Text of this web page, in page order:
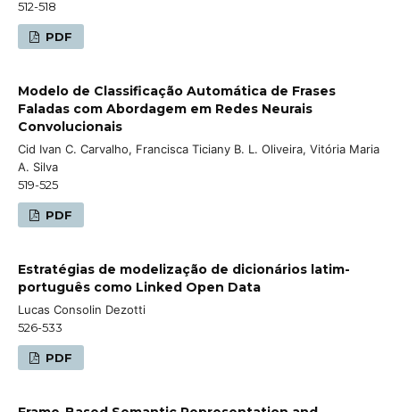
512-518
PDF
Modelo de Classificação Automática de Frases
Faladas com Abordagem em Redes Neurais
Convolucionais
Cid Ivan C. Carvalho, Francisca Ticiany B. L. Oliveira, Vitória Maria
A. Silva
519-525
PDF
Estratégias de modelização de dicionários latim-
português como Linked Open Data
Lucas Consolin Dezotti
526-533
PDF